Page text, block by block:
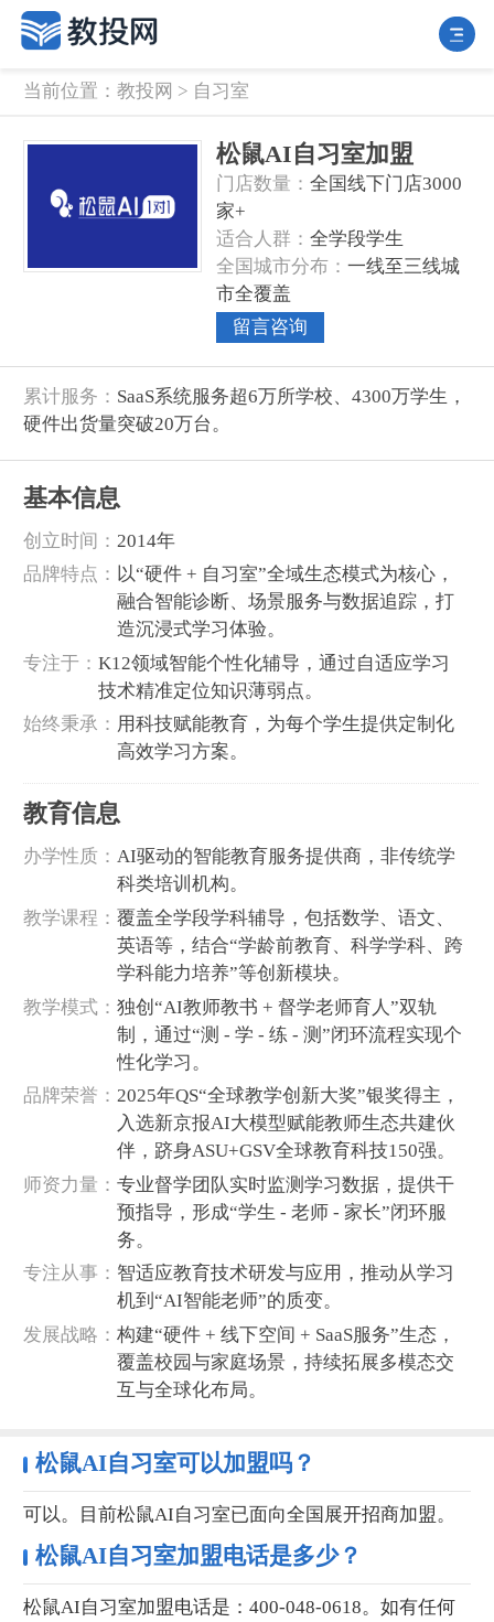
当前位置： 教投网 > 自习室
松鼠AI自习室加盟
门店数量‌： 全国线下门店3000
家+
‌适合人群‌： 全学段学生
‌全国城市分布‌： 一线至三线城
市全覆盖
留言咨询
‌累计服务‌： SaaS系统服务超6万所学校、4300万学生，
硬件出货量突破20万台。
基本信息
‌创立时间‌： 2014年
‌品牌特点‌： 以“硬件 + 自习室”全域生态模式为核心，
融合智能诊断、场景服务与数据追踪，打
造沉浸式学习体验。
‌专注于‌： K12领域智能个性化辅导，通过自适应学习
技术精准定位知识薄弱点。
‌始终秉承‌： 用科技赋能教育，为每个学生提供定制化
高效学习方案。
教育信息
‌办学性质‌： AI驱动的智能教育服务提供商，非传统学
科类培训机构。
‌教学课程‌： 覆盖全学段学科辅导，包括数学、语文、
英语等，结合“学龄前教育、科学学科、跨
学科能力培养”等创新模块。
‌教学模式‌： 独创“AI教师教书 + 督学老师育人”双轨
制，通过“测 - 学 - 练 - 测”闭环流程实现个
性化学习。
‌品牌荣誉‌： 2025年QS“全球教学创新大奖”银奖得主，
入选新京报AI大模型赋能教师生态共建伙
伴，跻身ASU+GSV全球教育科技150强。
‌师资力量‌： 专业督学团队实时监测学习数据，提供干
预指导，形成“学生 - 老师 - 家长”闭环服
务。
‌专注从事‌： 智适应教育技术研发与应用，推动从学习
机到“AI智能老师”的质变。
‌发展战略‌： 构建“硬件 + 线下空间 + SaaS服务”生态，
覆盖校园与家庭场景，持续拓展多模态交
互与全球化布局。
松鼠AI自习室可以加盟吗？
可以。目前松鼠AI自习室已面向全国展开招商加盟。
松鼠AI自习室加盟电话是多少？
松鼠AI自习室加盟电话是：400-048-0618。如有任何